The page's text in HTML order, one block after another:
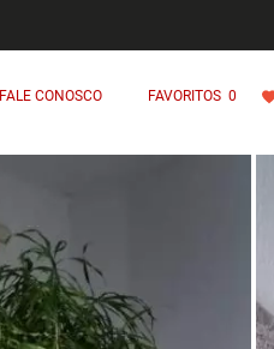
FALE CONOSCO FAVORITOS 0